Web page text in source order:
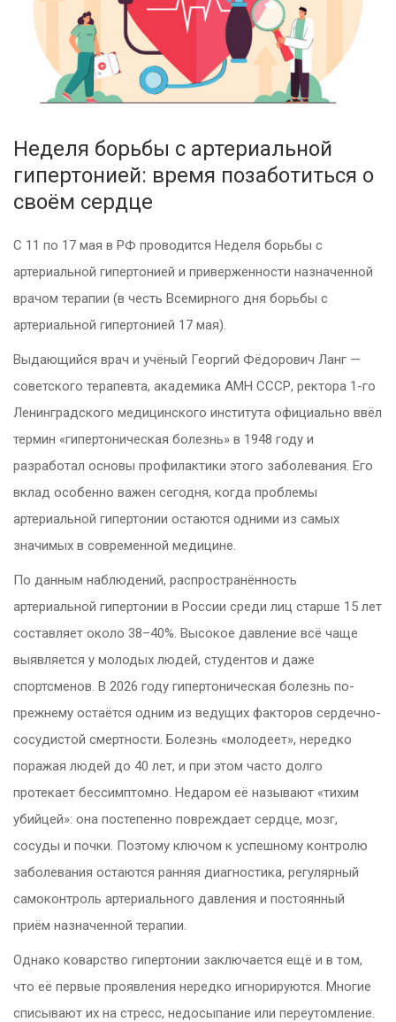
Неделя борьбы с артериальной
гипертонией: время позаботиться о
своём сердце
С 11 по 17 мая в РФ проводится Неделя борьбы с
артериальной гипертонией и приверженности назначенной
врачом терапии (в честь Всемирного дня борьбы с
артериальной гипертонией 17 мая).
Выдающийся врач и учёный Георгий Фёдорович Ланг —
советского терапевта, академика АМН СССР, ректора 1-го
Ленинградского медицинского института официально ввёл
термин «гипертоническая болезнь» в 1948 году и
разработал основы профилактики этого заболевания. Его
вклад особенно важен сегодня, когда проблемы
артериальной гипертонии остаются одними из самых
значимых в современной медицине.
По данным наблюдений, распространённость
артериальной гипертонии в России среди лиц старше 15 лет
составляет около 38–40%. Высокое давление всё чаще
выявляется у молодых людей, студентов и даже
спортсменов. В 2026 году гипертоническая болезнь по-
прежнему остаётся одним из ведущих факторов сердечно-
сосудистой смертности. Болезнь «молодеет», нередко
поражая людей до 40 лет, и при этом часто долго
протекает бессимптомно. Недаром её называют «тихим
убийцей»: она постепенно повреждает сердце, мозг,
сосуды и почки. Поэтому ключом к успешному контролю
заболевания остаются ранняя диагностика, регулярный
самоконтроль артериального давления и постоянный
приём назначенной терапии.
Однако коварство гипертонии заключается ещё и в том,
что её первые проявления нередко игнорируются. Многие
списывают их на стресс, недосыпание или переутомление.